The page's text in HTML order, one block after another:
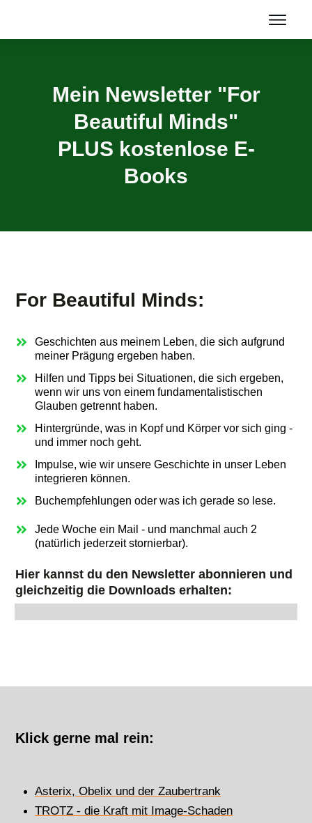
Angebote
Mein Newsletter "For
Beautiful Minds"
PLUS kostenlose E-
Books
For Beautiful Minds:
Geschichten aus meinem Leben, die sich aufgrund
meiner Prägung ergeben haben.
Hilfen und Tipps bei Situationen, die sich ergeben,
wenn wir uns von einem fundamentalistischen
Glauben getrennt haben.
Hintergründe, was in Kopf und Körper vor sich ging -
und immer noch geht.
Impulse, wie wir unsere Geschichte in unser Leben
integrieren können.
Buchempfehlungen oder was ich gerade so lese.
Jede Woche ein Mail - und manchmal auch 2
(natürlich jederzeit stornierbar).
Hier kannst du den Newsletter abonnieren und
gleichzeitig die Downloads erhalten:
Klick gerne mal rein:
Asterix, Obelix und der Zaubertrank
TROTZ - die Kraft mit Image-Schaden